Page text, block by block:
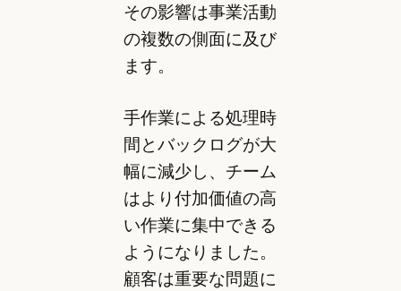
その影響は事業活動
の複数の側面に及び
ます。
手作業による処理時
間とバックログが大
幅に減少し、チーム
はより付加価値の高
い作業に集中できる
ようになりました。
顧客は重要な問題に